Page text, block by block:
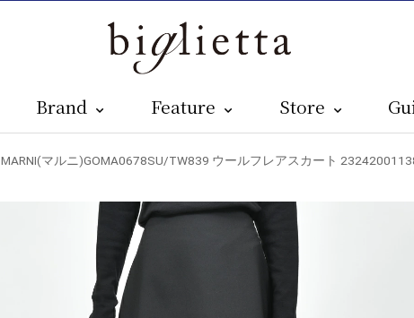
Brand Feature Store
MARNI(マルニ)GOMA0678SU/TW839 ウールフレアスカート